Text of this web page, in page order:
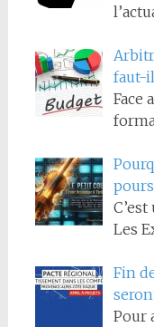
faut-
Face
Les
Fin
Pour